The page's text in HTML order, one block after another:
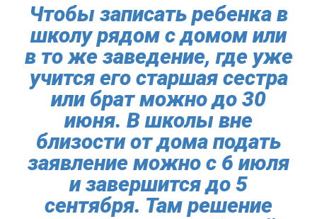
Чтобы записать ребенка в
школу рядом с домом или
в то же заведение, где уже
учится его старшая сестра
или брат можно до 30
июня. В школы вне
близости от дома подать
заявление можно с 6 июля
и завершится до 5
сентября. Там решение